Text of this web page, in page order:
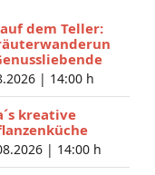
dem Teller:
| 14:00 h
kreative
| 14:00 h